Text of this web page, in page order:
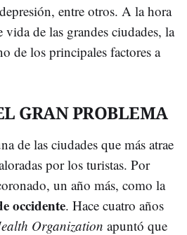
entre otros. A la hora
de las grandes ciudades, la
de los principales factores a
GRAN PROBLEMA
de las ciudades que más atrae
por los turistas. Por
un año más, como la
occidente. Hace cuatro años
Organization apuntó que